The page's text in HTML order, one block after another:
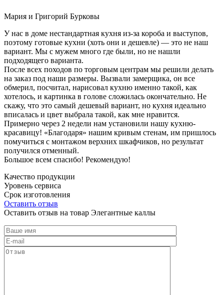
Мария и Григорий Бурковы
У нас в доме нестандартная кухня из-за короба и выступов,
поэтому готовые кухни (хоть они и дешевле) — это не наш
вариант. Мы с мужем много где были, но не нашли
подходящего варианта.
После всех походов по торговым центрам мы решили делать
на заказ под наши размеры. Вызвали замерщика, он все
обмерил, посчитал, нарисовал кухню именно такой, как
хотелось, и картинка в голове сложилась окончательно. Не
скажу, что это самый дешевый вариант, но кухня идеально
вписалась и цвет выбрала такой, как мне нравится.
Примерно через 2 недели нам установили нашу кухню-
красавицу! «Благодаря» нашим кривым стенам, им пришлось
помучиться с монтажом верхних шкафчиков, но результат
получился отменный.
Большое всем спасибо! Рекомендую!
Качество продукции
Уровень сервиса
Срок изготовления
Оставить отзыв
Оставить отзыв на товар Элегантные каллы